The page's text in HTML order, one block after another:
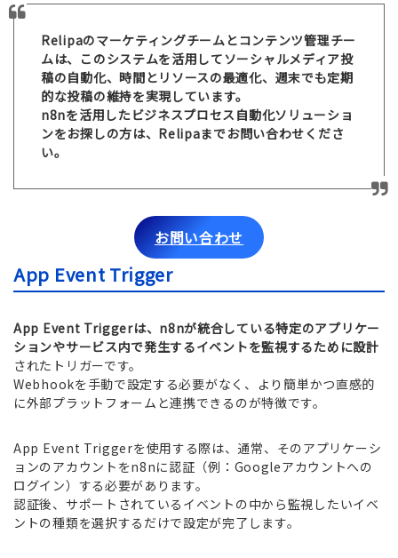
Relipaのマーケティングチームとコンテンツ管理チー
ムは、このシステムを活用してソーシャルメディア投
稿の自動化、時間とリソースの最適化、週末でも定期
的な投稿の維持を実現しています。
n8nを活用したビジネスプロセス自動化ソリューショ
ンをお探しの方は、Relipaまでお問い合わせくださ
い。
お問い合わせ
App Event Trigger
App Event Triggerは、n8nが統合している特定のアプリケー
ションやサービス内で発生するイベントを監視するために設計
されたトリガーです。
Webhookを手動で設定する必要がなく、より簡単かつ直感的
に外部プラットフォームと連携できるのが特徴です。
App Event Triggerを使用する際は、通常、そのアプリケーシ
ョンのアカウントをn8nに認証（例：Googleアカウントへの
ログイン）する必要があります。
認証後、サポートされているイベントの中から監視したいイベ
ントの種類を選択するだけで設定が完了します。